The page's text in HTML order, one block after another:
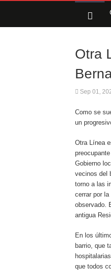
NOTICIAS
Otra
Sep 01,
Como se
un
Otra Línea
Gobierno
vecinos del
torno a las
cerrar por
observado.
antigua
En los
barrio, que
que todos